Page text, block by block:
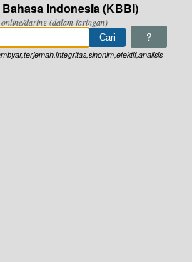
Indonesia (KBBI)
online/daring (dalam jaringan)
?